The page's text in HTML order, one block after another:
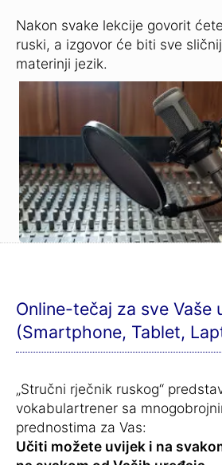
Nakon svake lekcije govorit
ruski, a izgovor će biti sve
materinji jezik.
Online-tečaj za sve Vaše
(Smartphone, Tablet,
„Stručni rječnik ruskog“
vokabulartrener sa
prednostima za Vas:
Učiti možete uvijek i na